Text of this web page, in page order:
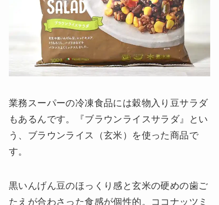
業務スーパーの冷凍食品には穀物入り豆サラダ
もあるんです。『ブラウンライスサラダ』とい
う、ブラウンライス（玄米）を使った商品で
す。
黒いんげん豆のほっくり感と玄米の硬めの歯ご
たえが合わさった食感が個性的。ココナッツミ